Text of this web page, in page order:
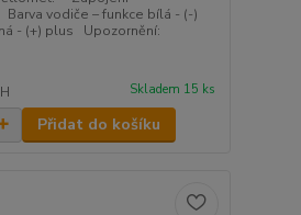
vodiče – funkce bílá - (-)
- (+) plus Upozornění:
Skladem 15 ks
Přidat do košíku